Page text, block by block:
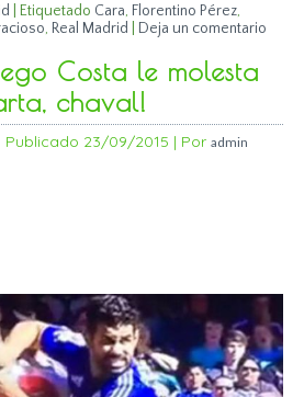
Etiquetado Cara, Florentino Pérez,
, Real Madrid Deja un comentario
Costa le molesta
chaval!
Publicado 23/09/2015 | Por admin